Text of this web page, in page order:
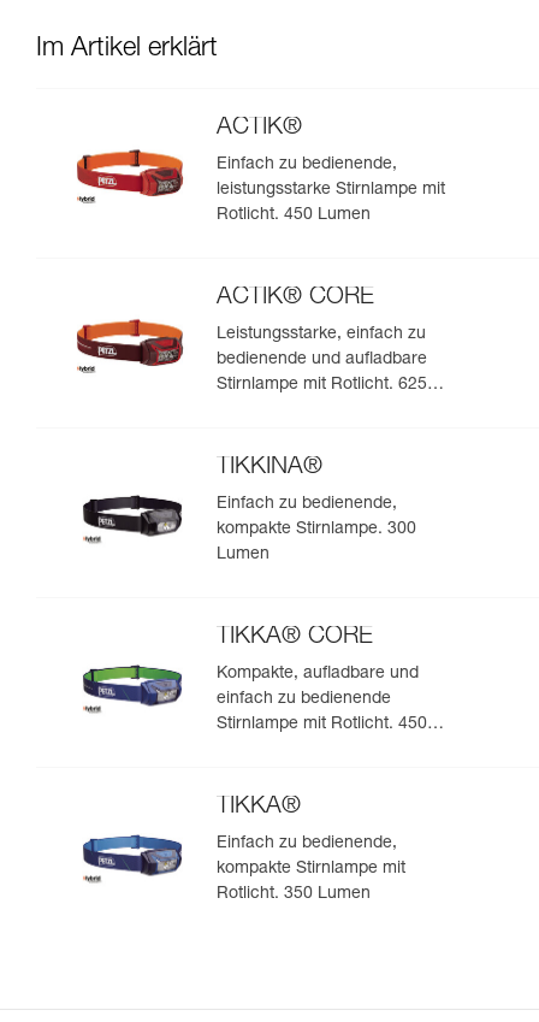
Im Artikel erklärt
ACTIK®
Einfach zu bedienende,
leistungsstarke Stirnlampe mit
Rotlicht. 450 Lumen
ACTIK® CORE
Leistungsstarke, einfach zu
bedienende und aufladbare
Stirnlampe mit Rotlicht. 625
TIKKINA®
Einfach zu bedienende,
kompakte Stirnlampe. 300
Lumen
TIKKA® CORE
Kompakte, aufladbare und
einfach zu bedienende
Stirnlampe mit Rotlicht. 450
TIKKA®
Einfach zu bedienende,
kompakte Stirnlampe mit
Rotlicht. 350 Lumen